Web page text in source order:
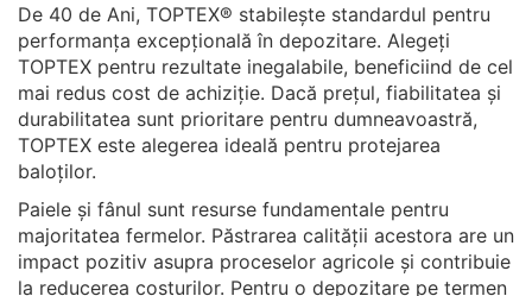
De 40 de Ani, TOPTEX® stabilește standardul pentru
performanța excepțională în depozitare. Alegeți
TOPTEX pentru rezultate inegalabile, beneficiind de cel
mai redus cost de achiziție. Dacă prețul, fiabilitatea și
durabilitatea sunt prioritare pentru dumneavoastră,
TOPTEX este alegerea ideală pentru protejarea
baloților.
Paiele și fânul sunt resurse fundamentale pentru
majoritatea fermelor. Păstrarea calității acestora are un
impact pozitiv asupra proceselor agricole și contribuie
la reducerea costurilor. Pentru o depozitare pe termen